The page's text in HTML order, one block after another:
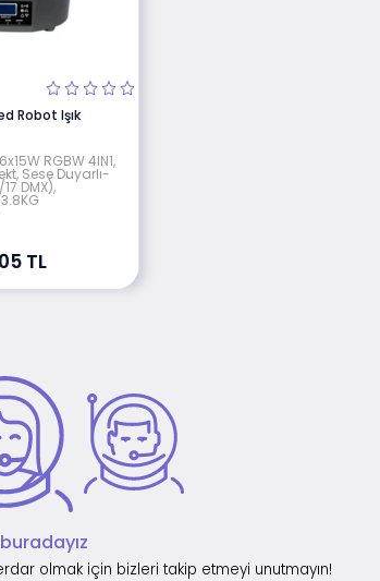
Robot Işık
RGBW 4IN1,
Sese Duyarlı-
DMX),
TL
olmak için bizleri takip etmeyi unutmayın!